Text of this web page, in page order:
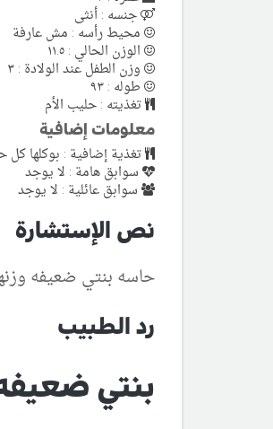
جنسه : أنثى
محيط رأسه : مش عارفة
الوزن الحالي : ١١.٥
وزن الطفل عند الولادة : ٣
طوله : ٩٣
تغذيته : حليب الأم
معلومات إضافية
تغذية إضافية : بوكلها كل
سوابق هامة : لا يوجد
سوابق عائلية : لا يوجد
نص الإستشارة
حاسه بنتي ضعيفه
رد الطبيب
بنتي